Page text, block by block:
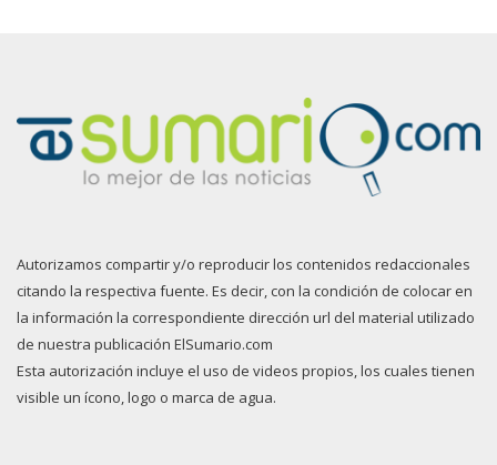
Autorizamos compartir y/o reproducir los contenidos redaccionales
citando la respectiva fuente. Es decir, con la condición de colocar en
la información la correspondiente dirección url del material utilizado
de nuestra publicación ElSumario.com
Esta autorización incluye el uso de videos propios, los cuales tienen
visible un ícono, logo o marca de agua.